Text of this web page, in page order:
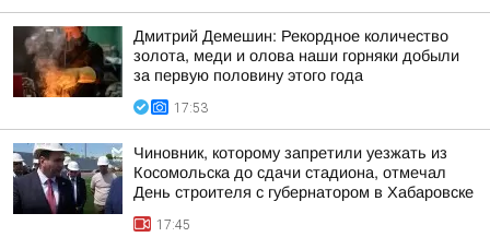
Дмитрий Демешин: Рекордное количество
золота, меди и олова наши горняки добыли
за первую половину этого года
17:53
Чиновник, которому запретили уезжать из
Косомольска до сдачи стадиона, отмечал
День строителя с губернатором в Хабаровске
17:45